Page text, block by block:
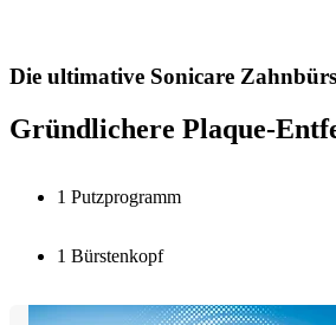
Die ultimative Sonicare
Gründlichere Plaque-
1 Putzprogramm
1 Bürstenkopf